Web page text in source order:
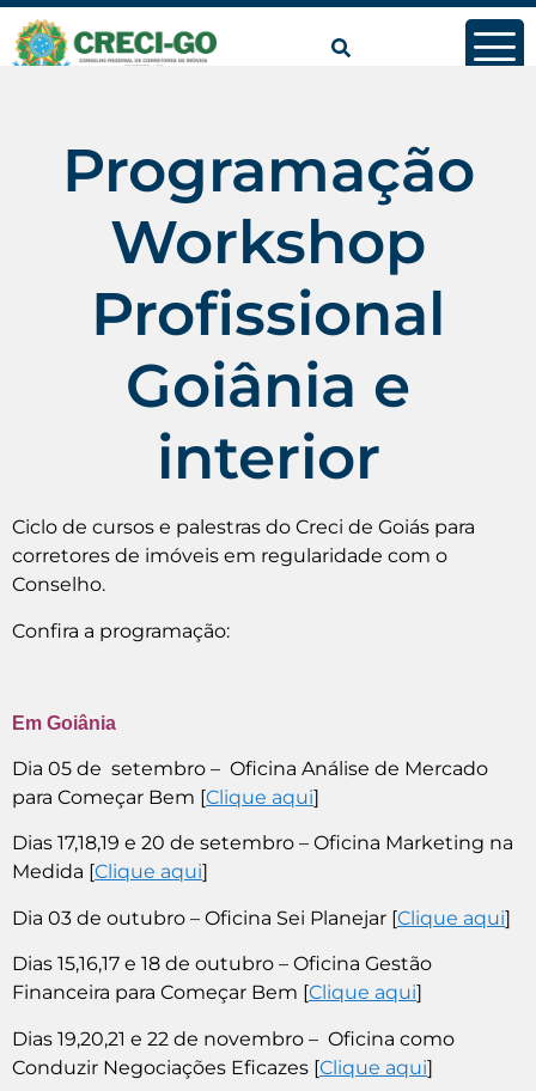
conteúdo
Programação
Workshop
Profissional
Goiânia e
interior
Ciclo de cursos e palestras do Creci de Goiás para
corretores de imóveis em regularidade com o
Conselho.
Confira a programação:
Em Goiânia
Dia 05 de setembro – Oficina Análise de Mercado
para Começar Bem [Clique aqui]
Dias 17,18,19 e 20 de setembro – Oficina Marketing na
Medida [Clique aqui]
Dia 03 de outubro – Oficina Sei Planejar [Clique aqui]
Dias 15,16,17 e 18 de outubro – Oficina Gestão
Financeira para Começar Bem [Clique aqui]
Dias 19,20,21 e 22 de novembro – Oficina como
Conduzir Negociações Eficazes [Clique aqui]